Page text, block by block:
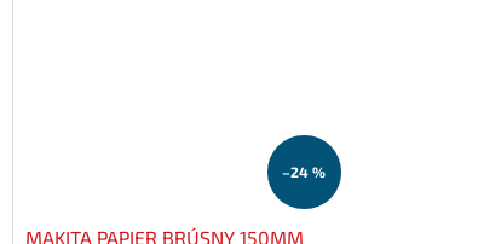
–24 %
MAKITA PAPIER BRÚSNY 150MM